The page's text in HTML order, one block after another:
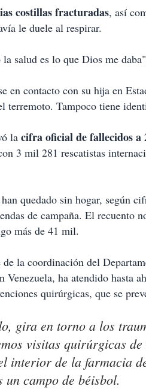
costillas fracturadas, así
le duele al respirar.
salud es lo que Dios me
en contacto con su hija en
terremoto. Tampoco tiene
la cifra oficial de fallecidos a
3 mil 281 rescatistas
quedado sin hogar, según
de campaña. El
más de 41 mil.
la coordinación del
Venezuela, ha atendido hasta
quirúrgicas, que se
gira en torno a los
visitas quirúrgicas
interior de la farmacia
un campo de béisbol.